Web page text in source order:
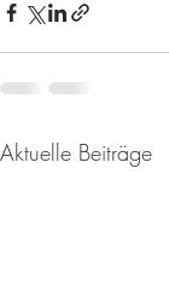
Aktuelle Beiträge